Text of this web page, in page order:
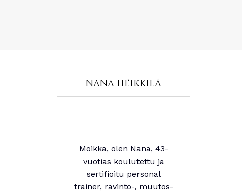
NANA HEIKKILÄ
Moikka, olen Nana, 43-
vuotias koulutettu ja
sertifioitu personal
trainer, ravinto-, muutos-